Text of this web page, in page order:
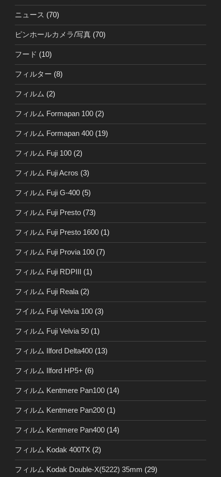
ニュース (70)
ピンホールカメラ/写真 (70)
フード (10)
フィルター (8)
フィルム (2)
フィルム Formapan 100 (2)
フィルム Formapan 400 (19)
フィルム Fuji 100 (2)
フィルム Fuji Acros (3)
フィルム Fuji G-400 (5)
フィルム Fuji Presto (73)
フィルム Fuji Presto 1600 (1)
フィルム Fuji Provia 100 (7)
フィルム Fuji RDPIII (1)
フィルム Fuji Reala(2)
フイルム Fuji Velvia 100 (3)
フィルム Fuji Velvia 50 (1)
フィルム Ilford Delta400 (13)
フィルム Ilford HP5+ (6)
フィルム Kentmere Pan100 (14)
フィルム Kentmere Pan200 (1)
フィルム Kentmere Pan400 (14)
フィルム Kodak 400TX (2)
フィルム Kodak Double-X(5222) 35mm (29)